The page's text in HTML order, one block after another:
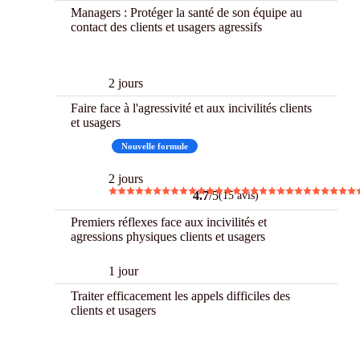
Managers : Protéger la santé de son équipe au
contact des clients et usagers agressifs
2 jours
Faire face à l'agressivité et aux incivilités clients
et usagers
Nouvelle formule
2 jours
4.7/5(15 avis)
Premiers réflexes face aux incivilités et
agressions physiques clients et usagers
1 jour
Traiter efficacement les appels difficiles des
clients et usagers